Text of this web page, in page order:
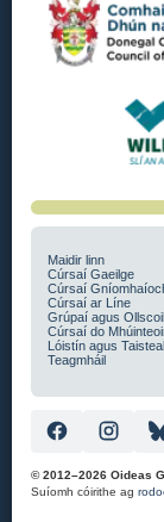
Maidir linn
Cúrsaí Gaeilge
Cúrsaí
Cúrsaí ar Líne
Grúpaí agus
Cúrsaí do
Lóistín agus Taisteal
Teagmháil
© 2012–2026 Oideas
Suíomh cóirithe ag